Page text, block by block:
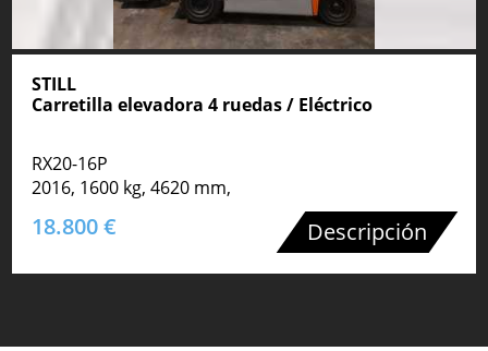
STILL
Carretilla elevadora 4 ruedas / Eléctrico
RX20-16P
2016, 1600 kg, 4620 mm,
18.800 € Descripción